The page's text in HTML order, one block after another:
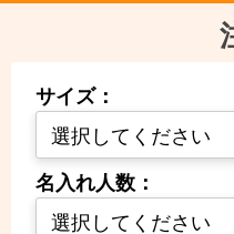
サイズ：
名入れ人数：